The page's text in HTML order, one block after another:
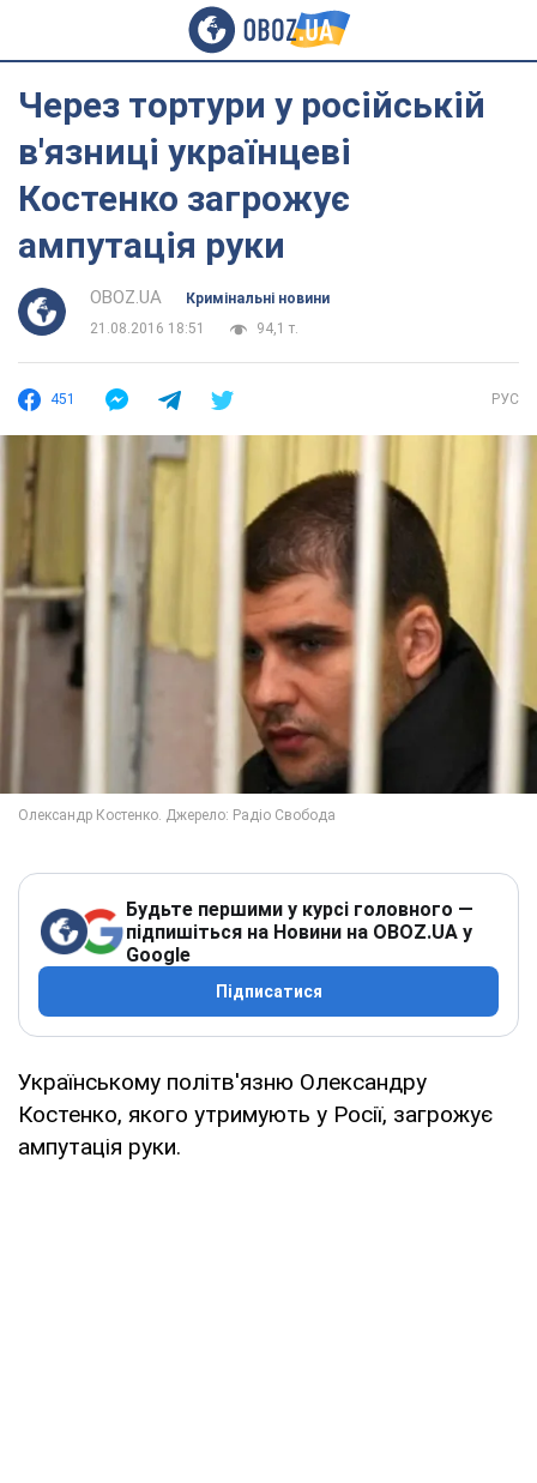
Через тортури у російській
в'язниці українцеві
Костенко загрожує
ампутація руки
OBOZ.UA
Кримінальні новини
21.08.2016 18:51
94,1 т.
451 РУС
Будьте першими у курсі головного —
підпишіться на Новини на OBOZ.UA у
Google
Підписатися
Українському політв'язню Олександру
Костенко, якого утримують у Росії, загрожує
ампутація руки.